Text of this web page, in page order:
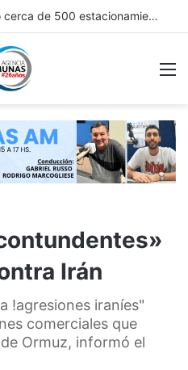
FRICC 2026: EN ITUZAINGÓ ESTÁ ABIERTA LA INSCRIPCIÓN A LAS RONDAS DE VINCULACIÓN PARA ARTESANOS, ARTISTAS Y EMPRENDEDORES CULTURALES
Irán
!agresiones iraníes"
comerciales que
Ormuz, informó el